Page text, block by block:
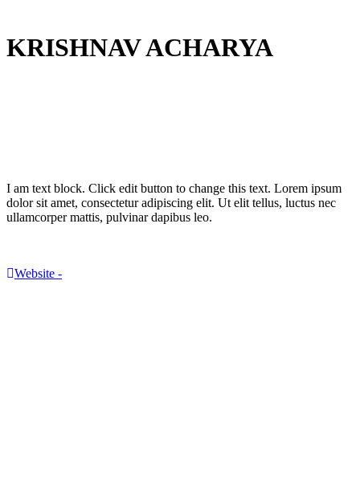
KRISHNAV ACHARYA
I am text block. Click edit button to change this text. Lorem ipsum
dolor sit amet, consectetur adipiscing elit. Ut elit tellus, luctus nec
ullamcorper mattis, pulvinar dapibus leo.
Website -